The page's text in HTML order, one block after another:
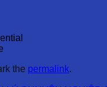
the permalink.